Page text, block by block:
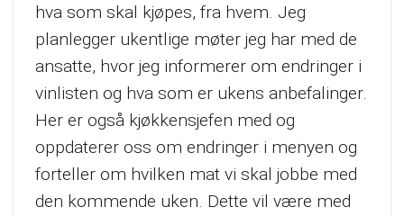
hva som skal kjøpes, fra hvem. Jeg
planlegger ukentlige møter jeg har med de
ansatte, hvor jeg informerer om endringer i
vinlisten og hva som er ukens anbefalinger.
Her er også kjøkkensjefen med og
oppdaterer oss om endringer i menyen og
forteller om hvilken mat vi skal jobbe med
den kommende uken. Dette vil være med